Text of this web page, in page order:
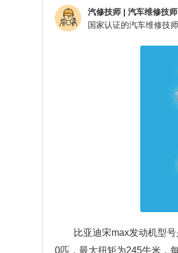
汽修技师 | 汽车维修技师
比亚迪宋max发动机型
0匹，最大扭矩为245牛米，